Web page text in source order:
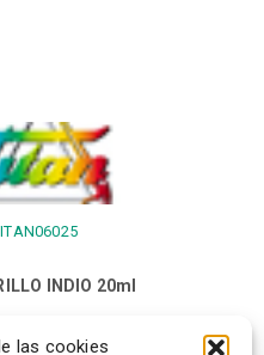
las cookies
INDIO 20ml